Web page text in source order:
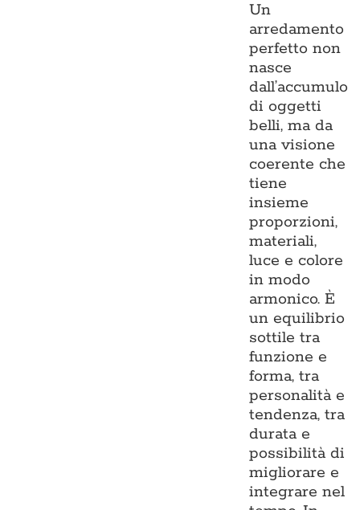
Un
arredamento
perfetto non
nasce
dall’accumulo
di oggetti
belli, ma da
una visione
coerente che
tiene
insieme
proporzioni,
materiali,
luce e colore
in modo
armonico. È
un equilibrio
sottile tra
funzione e
forma, tra
personalità e
tendenza, tra
durata e
possibilità di
migliorare e
integrare nel